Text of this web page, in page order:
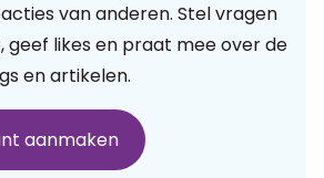
van anderen. Stel vragen
geef likes en praat mee over de
en artikelen.
aanmaken